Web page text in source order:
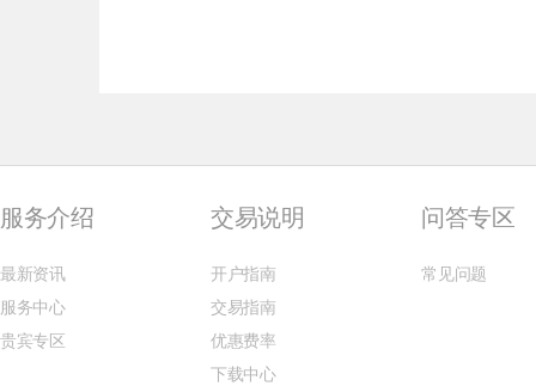
服务介绍
最新资讯
服务中心
贵宾专区
交易说明
开户指南
交易指南
优惠费率
下载中心
问答专区
常见问题